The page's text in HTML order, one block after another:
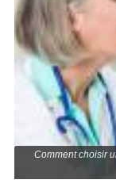
Comment choisir